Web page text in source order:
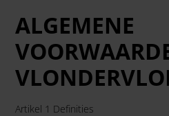
ALGEMENE
Artikel 1 Definities